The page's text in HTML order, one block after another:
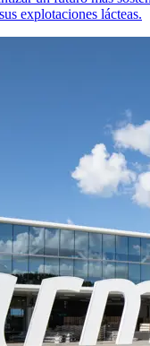
explotaciones lácteas.